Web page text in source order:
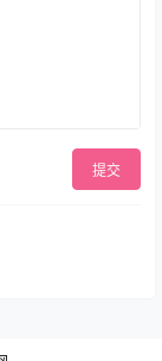
提交